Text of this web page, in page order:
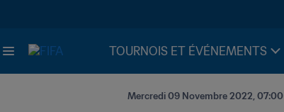
TOURNOIS ET ÉVÉNEMENTS
Mercredi 09 Novembre 2022, 07:00